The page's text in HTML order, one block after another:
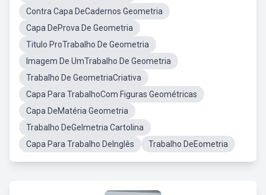
Contra Capa DeCadernos Geometria
Capa DeProva De Geometria
Titulo ProTrabalho De Geometria
Imagem De UmTrabalho De Geometria
Trabalho De GeometriaCriativa
Capa Para TrabalhoCom Figuras Geométricas
Capa DeMatéria Geometria
Trabalho DeGelmetria Cartolina
Capa Para Trabalho DeInglês
Trabalho DeEometria